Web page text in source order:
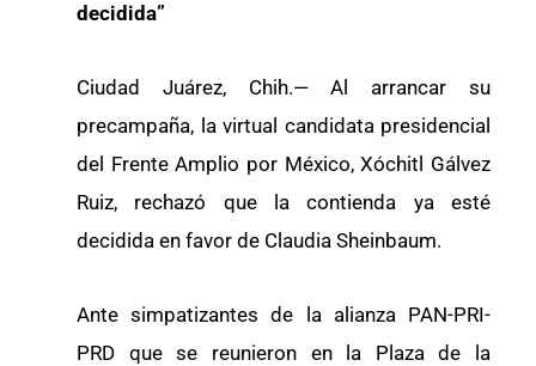
decidida”
Ciudad Juárez, Chih.— Al arrancar su
precampaña, la virtual candidata presidencial
del Frente Amplio por México, Xóchitl Gálvez
Ruiz, rechazó que la contienda ya esté
decidida en favor de Claudia Sheinbaum.
Ante simpatizantes de la alianza PAN-PRI-
PRD que se reunieron en la Plaza de la